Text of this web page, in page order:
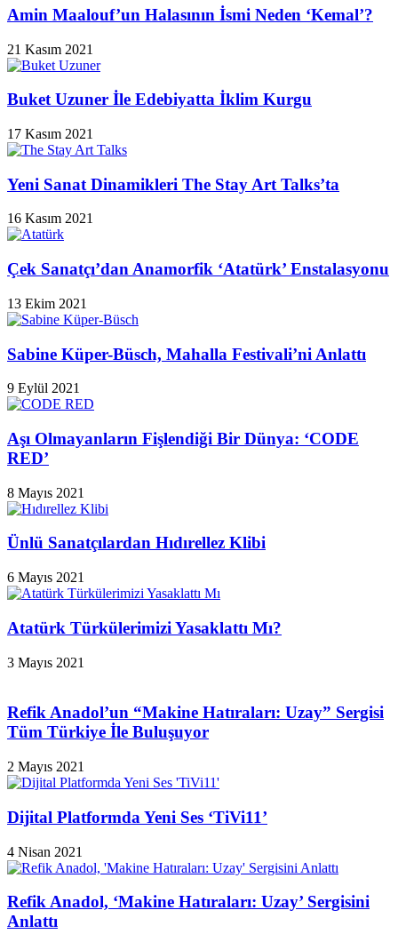
Amin Maalouf’un Halasının İsmi Neden ‘Kemal’?
21 Kasım 2021
Buket Uzuner İle Edebiyatta İklim Kurgu
17 Kasım 2021
Yeni Sanat Dinamikleri The Stay Art Talks’ta
16 Kasım 2021
Çek Sanatçı’dan Anamorfik ‘Atatürk’ Enstalasyonu
13 Ekim 2021
Sabine Küper-Büsch, Mahalla Festivali’ni Anlattı
9 Eylül 2021
Aşı Olmayanların Fişlendiği Bir Dünya: ‘CODE
RED’
8 Mayıs 2021
Ünlü Sanatçılardan Hıdırellez Klibi
6 Mayıs 2021
Atatürk Türkülerimizi Yasaklattı Mı?
3 Mayıs 2021
Refik Anadol’un “Makine Hatıraları: Uzay” Sergisi
Tüm Türkiye İle Buluşuyor
2 Mayıs 2021
Dijital Platformda Yeni Ses ‘TiVi11’
4 Nisan 2021
Refik Anadol, ‘Makine Hatıraları: Uzay’ Sergisini
Anlattı